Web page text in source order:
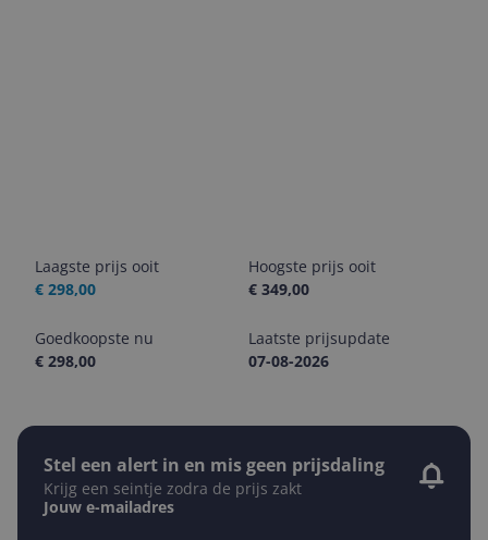
Laagste prijs ooit
€ 298,00
Hoogste prijs ooit
€ 349,00
Goedkoopste nu
€ 298,00
Laatste prijsupdate
07-08-2026
Stel een alert in en mis geen prijsdaling
Krijg een seintje zodra de prijs zakt
Jouw e-mailadres